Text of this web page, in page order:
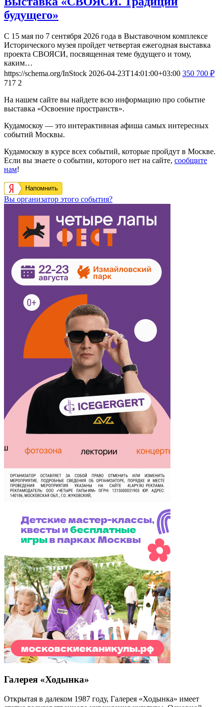
будущего»
С 15 мая по 7 сентября 2026 года в Выставочном комплексе
Исторического музея пройдет четвертая ежегодная выставка
проекта СВОЯСИ, посвященная теме будущего и тому,
каким…
https://schema.org/InStock 2026-04-23T14:01:00+03:00 350 700 ₽
717 2
На нашем сайте вы найдете всю информацию про событие
выставка «Освоение пространств».
Кудамоскоу — это интерактивная афиша самых интересных
событий Москвы.
Кудамоскоу в курсе всех событий, которые пройдут в Москве.
Если вы знаете о событии, которого нет на сайте, сообщите
нам!
Напомнить
Вы организатор этого события?
Галерея «Ходынка»
Открытая в далеком 1987 году, Галерея «Ходынка» имеет